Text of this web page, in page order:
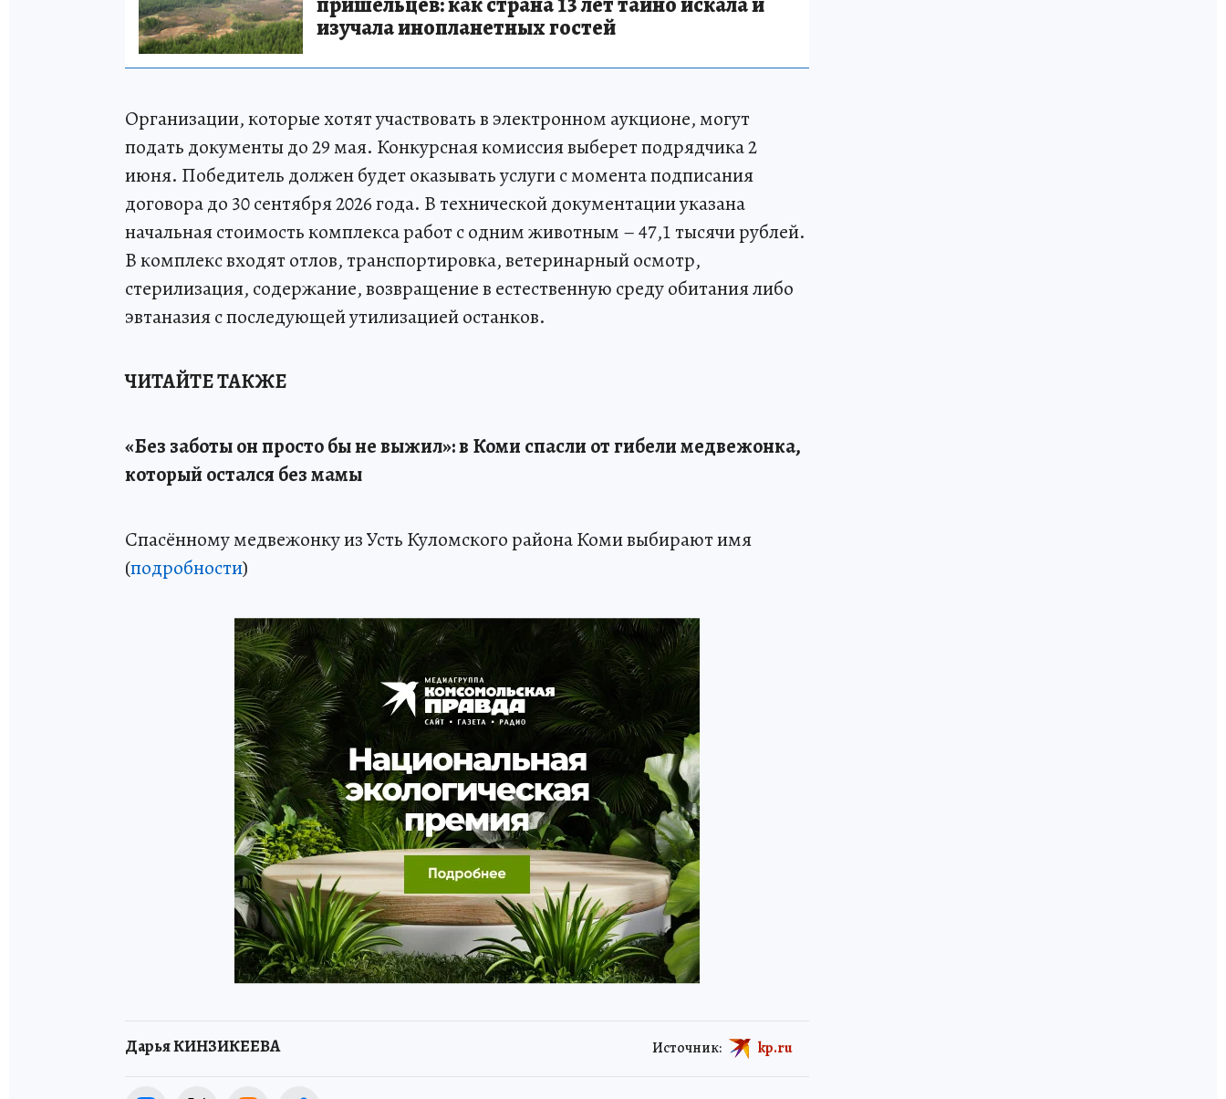
изучала инопланетных гостей
Организации, которые хотят участвовать в электронном аукционе, могут
подать документы до 29 мая. Конкурсная комиссия выберет подрядчика 2
июня. Победитель должен будет оказывать услуги с момента подписания
договора до 30 сентября 2026 года. В технической документации указана
начальная стоимость комплекса работ с одним животным – 47,1 тысячи рублей.
В комплекс входят отлов, транспортировка, ветеринарный осмотр,
стерилизация, содержание, возвращение в естественную среду обитания либо
эвтаназия с последующей утилизацией останков.
ЧИТАЙТЕ ТАКЖЕ
«Без заботы он просто бы не выжил»: в Коми спасли от гибели медвежонка,
который остался без мамы
Спасённому медвежонку из Усть Куломского района Коми выбирают имя
(подробности)
Дарья КИНЗИКЕЕВА Источник: kp.ru